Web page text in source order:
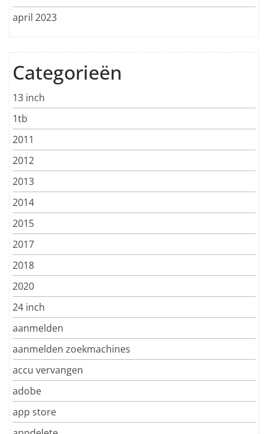
april 2023
Categorieën
13 inch
1tb
2011
2012
2013
2014
2015
2017
2018
2020
24 inch
aanmelden
aanmelden zoekmachines
accu vervangen
adobe
app store